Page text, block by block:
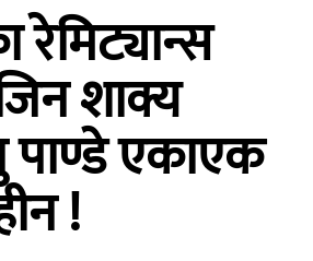
रेमिट्यान्स
शाक्य
पाण्डे एकाएक
!